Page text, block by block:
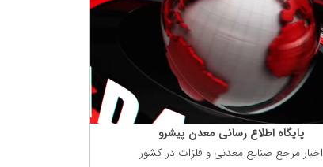
پایگاه اطلاع رسانی معدن پیشرو
اخبار مرجع صنایع معدنی و فلزات در كشور